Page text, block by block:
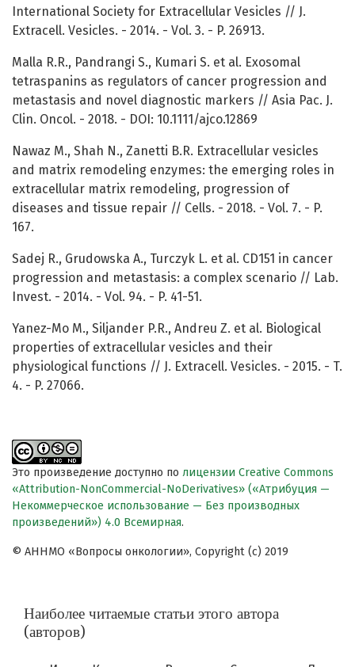
International Society for Extracellular Vesicles // J.
Extracell. Vesicles. - 2014. - Vol. 3. - P. 26913.
Malla R.R., Pandrangi S., Kumari S. et al. Exosomal
tetraspanins as regulators of cancer progression and
metastasis and novel diagnostic markers // Asia Pac. J.
Clin. Oncol. - 2018. - DOI: 10.1111/ajco.12869
Nawaz M., Shah N., Zanetti B.R. Extracellular vesicles
and matrix remodeling enzymes: the emerging roles in
extracellular matrix remodeling, progression of
diseases and tissue repair // Cells. - 2018. - Vol. 7. - P.
167.
Sadej R., Grudowska A., Turczyk L. et al. CD151 in cancer
progression and metastasis: a complex scenario // Lab.
Invest. - 2014. - Vol. 94. - P. 41-51.
Yanez-Mo M., Siljander P.R., Andreu Z. et al. Biological
properties of extracellular vesicles and their
physiological functions // J. Extracell. Vesicles. - 2015. - T.
4. - P. 27066.
Это произведение доступно по лицензии Creative Commons
«Attribution-NonCommercial-NoDerivatives» («Атрибуция —
Некоммерческое использование — Без производных
произведений») 4.0 Всемирная.
© АННМО «Вопросы онкологии», Copyright (c) 2019
Наиболее читаемые статьи этого автора
(авторов)